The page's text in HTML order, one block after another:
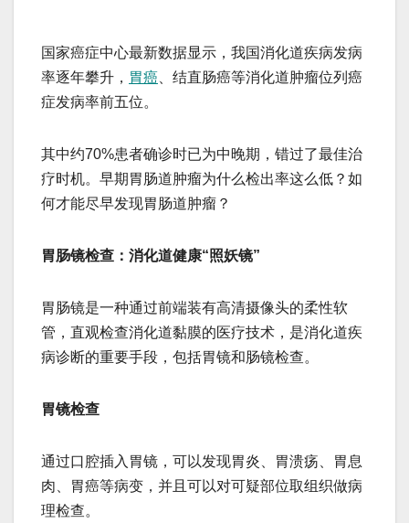
国家癌症中心最新数据显示，我国消化道疾病发病
率逐年攀升， 胃癌 、结直肠癌等消化道肿瘤位列癌
症发病率前五位。
其中约70%患者确诊时已为中晚期，错过了最佳治
疗时机。早期胃肠道肿瘤为什么检出率这么低？如
何才能尽早发现胃肠道肿瘤？
胃肠镜检查：消化道健康“照妖镜”
胃肠镜是一种通过前端装有高清摄像头的柔性软
管，直观检查消化道黏膜的医疗技术，是消化道疾
病诊断的重要手段，包括胃镜和肠镜检查。
胃镜检查
通过口腔插入胃镜，可以发现胃炎、胃溃疡、胃息
肉、胃癌等病变，并且可以对可疑部位取组织做病
理检查。